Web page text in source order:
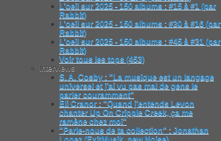
L’oeil sur 2025 - 150 albums : #15 à #1 (par
Rabbit)
L’oeil sur 2025 - 150 albums : #30 à #16 (par
Rabbit)
L’oeil sur 2025 - 150 albums : #45 à #31 (par
Rabbit)
Voir tous les tops (453)
Interviews
S. A. Cosby : "La musique est un langage
universel et j’ai vu pas mal de gens le
parler couramment"
Eli Cranor : "Quand j’entends Levon
chanter Up On Cripple Creek, ça me
ramène chez moi"
"Parle-nous de ta collection" : Jonathan
Lopez (ExitMusik, new Noise)